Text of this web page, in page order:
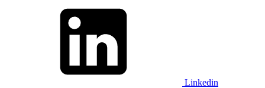
Linkedin